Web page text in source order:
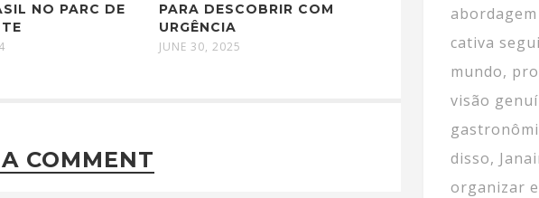
NO PARC DE
PARA DESCOBRIR COM
URGÊNCIA
JUNE 30, 2025
COMMENT
cativa
mundo,
visão
disso,
organizar